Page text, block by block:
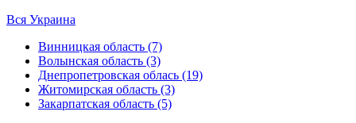
Вся Украина
Винницкая область (7)
Волынская область (3)
Днепропетровская облась (19)
Житомирская область (3)
Закарпатская область (5)